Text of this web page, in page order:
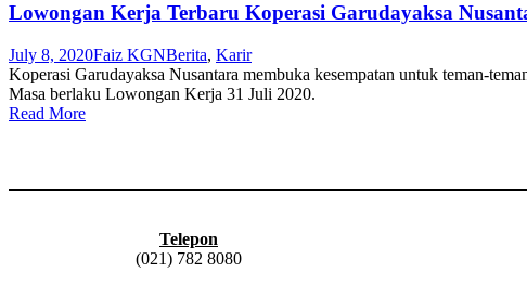
Lowongan Kerja Terbaru Koperasi Garudayaksa
July 8, 2020Faiz KGNBerita, Karir
Koperasi Garudayaksa Nusantara membuka kesempatan untuk teman-
Masa berlaku Lowongan Kerja 31 Juli 2020.
Read More
Telepon
(021) 782 8080